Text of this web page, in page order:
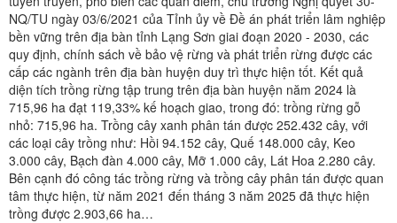
NQ/TU ngày 03/6/2021 của Tỉnh ủy về Đề án phát triển lâm nghiệp
bền vững trên địa bàn tỉnh Lạng Sơn giai đoạn 2020 - 2030, các
quy định, chính sách về bảo vệ rừng và phát triển rừng được các
cấp các ngành trên địa bàn huyện duy trì thực hiện tốt. Kết quả
diện tích trồng rừng tập trung trên địa bàn huyện năm 2024 là
715,96 ha đạt 119,33% kế hoạch giao, trong đó: trồng rừng gỗ
nhỏ: 715,96 ha. Trồng cây xanh phân tán được 252.432 cây, với
các loại cây trồng như: Hồi 94.152 cây, Quế 148.000 cây, Keo
3.000 cây, Bạch đàn 4.000 cây, Mỡ 1.000 cây, Lát Hoa 2.280 cây.
Bên cạnh đó công tác trồng rừng và trồng cây phân tán được quan
tâm thực hiện, từ năm 2021 đến tháng 3 năm 2025 đã thực hiện
trồng được 2.903,66 ha…